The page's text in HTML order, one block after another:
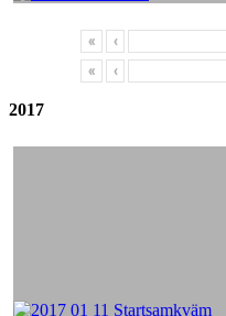
« ‹
« ‹
2017